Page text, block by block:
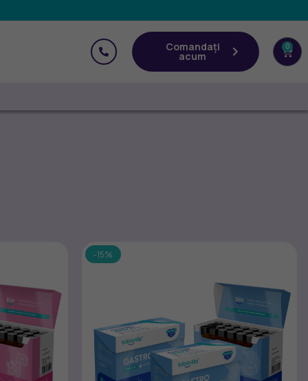
Comandați
acum
0
-15%